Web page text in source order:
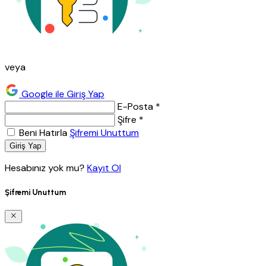
veya
Google ile Giriş Yap
E-Posta *
Şifre *
Beni HatırlaŞifremi Unuttum
Giriş Yap
Hesabınız yok mu? Kayıt Ol
Şifremi Unuttum